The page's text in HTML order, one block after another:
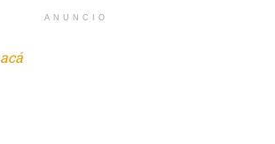
ANUNCIO
acá